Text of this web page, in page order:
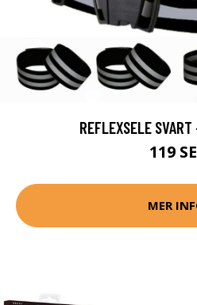
REFLEXSELE
119
MER